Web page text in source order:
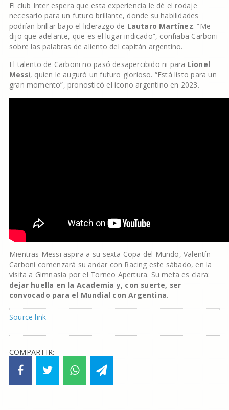
El club Inter espera que esta experiencia le dé el rodaje
necesario para un futuro brillante, donde su habilidades
podrían brillar bajo el liderazgo de Lautaro Martínez. “Me
dijo que adelante, que es el lugar indicado”, confiaba Carboni
sobre las palabras de aliento del capitán argentino.
El talento de Carboni no pasó desapercibido ni para Lionel
Messi, quien le auguró un futuro glorioso. “Está listo para un
gran momento”, pronosticó el ícono argentino en 2023.
Mientras Messi aspira a su sexta Copa del Mundo, Valentín
Carboni comenzará su andar con Racing este sábado, en la
visita a Gimnasia por el Torneo Apertura. Su meta es clara:
dejar huella en la Academia y, con suerte, ser
convocado para el Mundial con Argentina.
Source link
COMPARTIR: